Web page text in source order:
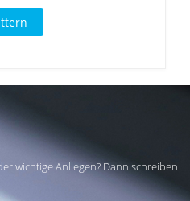
wichtige Anliegen? Dann schreiben